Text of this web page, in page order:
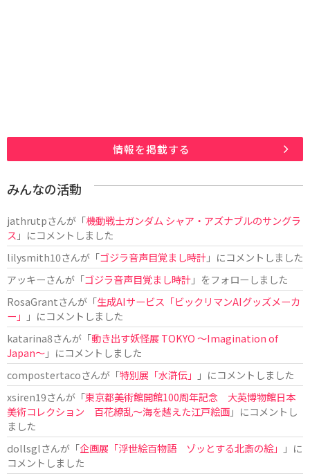
情報を掲載する
みんなの活動
jathrutpさんが「機動戦士ガンダム シャア・アズナブルのサングラ
ス 」にコメントしました
lilysmith10さんが「ゴジラ音声目覚まし時計」にコメントしました
アッキーさんが「ゴジラ音声目覚まし時計」をフォローしました
RosaGrantさんが「生成AIサービス「ビックリマンAIグッズメーカ
ー」
」にコメントしました
katarina8さんが「動き出す妖怪展 TOKYO 〜Imagination of
Japan〜」にコメントしました
compostertacoさんが「特別展「水滸伝」
」にコメントしました
xsiren19さんが「東京都美術館開館100周年記念 大英博物館日本
美術コレクション 百花繚乱～海を越えた江戸絵画」にコメントし
ました
dollsglさんが「企画展「浮世絵百物語 ゾッとする北斎の絵」
」に
コメントしました